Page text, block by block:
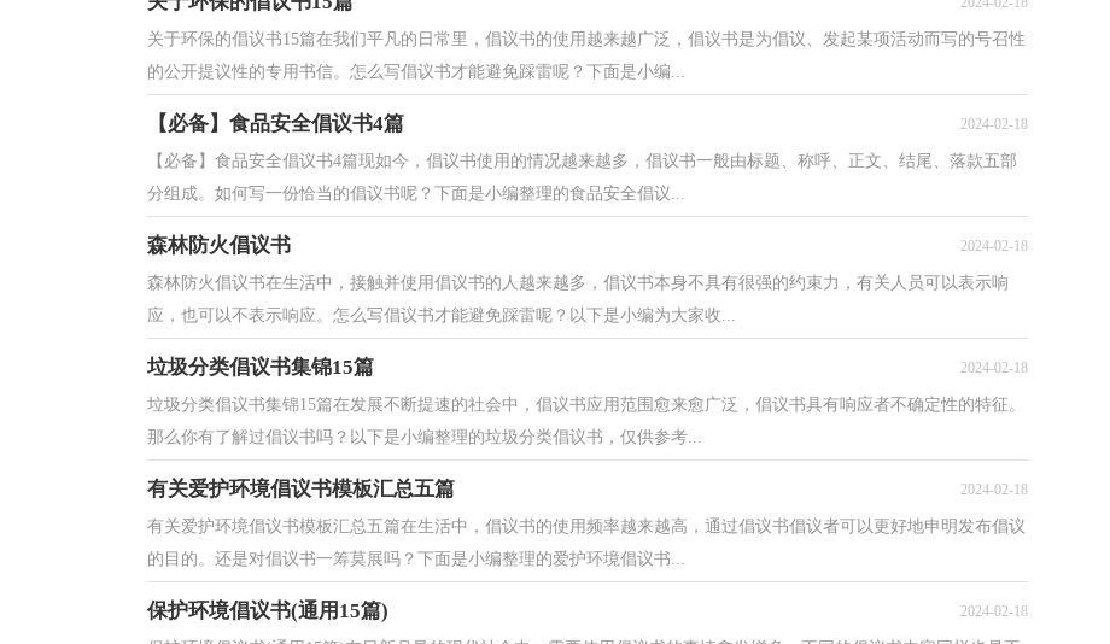
关于环保的倡议书15篇在我们平凡的日常里，倡议书的使用越来越广泛，倡议书是为倡议、发起某项活动而写的号召性
的公开提议性的专用书信。怎么写倡议书才能避免踩雷呢？下面是小编...
【必备】食品安全倡议书4篇 2024-02-18
【必备】食品安全倡议书4篇现如今，倡议书使用的情况越来越多，倡议书一般由标题、称呼、正文、结尾、落款五部
分组成。如何写一份恰当的倡议书呢？下面是小编整理的食品安全倡议...
森林防火倡议书 2024-02-18
森林防火倡议书在生活中，接触并使用倡议书的人越来越多，倡议书本身不具有很强的约束力，有关人员可以表示响
应，也可以不表示响应。怎么写倡议书才能避免踩雷呢？以下是小编为大家收...
垃圾分类倡议书集锦15篇 2024-02-18
垃圾分类倡议书集锦15篇在发展不断提速的社会中，倡议书应用范围愈来愈广泛，倡议书具有响应者不确定性的特征。
那么你有了解过倡议书吗？以下是小编整理的垃圾分类倡议书，仅供参考...
有关爱护环境倡议书模板汇总五篇 2024-02-18
有关爱护环境倡议书模板汇总五篇在生活中，倡议书的使用频率越来越高，通过倡议书倡议者可以更好地申明发布倡议
的目的。还是对倡议书一筹莫展吗？下面是小编整理的爱护环境倡议书...
保护环境倡议书(通用15篇) 2024-02-18